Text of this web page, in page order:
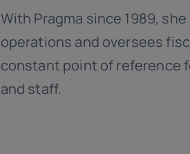
With Pragma since 1989,
operations and oversees
constant point of reference
and staff.